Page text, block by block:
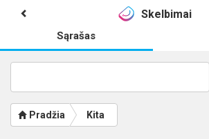
Skelbimai
Sąrašas
Pradžia Kita